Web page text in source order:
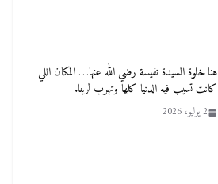
هنا خلوة السيدة نفيسة رضي الله عنها… المكان اللي
كانت تسيب فيه الدنيا كلها وتهرب لربنا.
2 يوليو، 2026